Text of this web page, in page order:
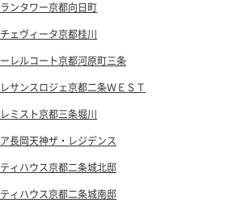
ンタワー京都向日町
ェヴィータ京都桂川
レルコート京都河原町三条
サンスロジェ京都二条ＷＥＳＴ
ミスト京都三条堀川
長岡天神ザ・レジデンス
ィハウス京都二条城北邸
ィハウス京都二条城南邸